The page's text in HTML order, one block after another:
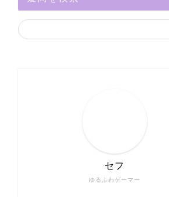
ゆるふわゲーマー
セフ